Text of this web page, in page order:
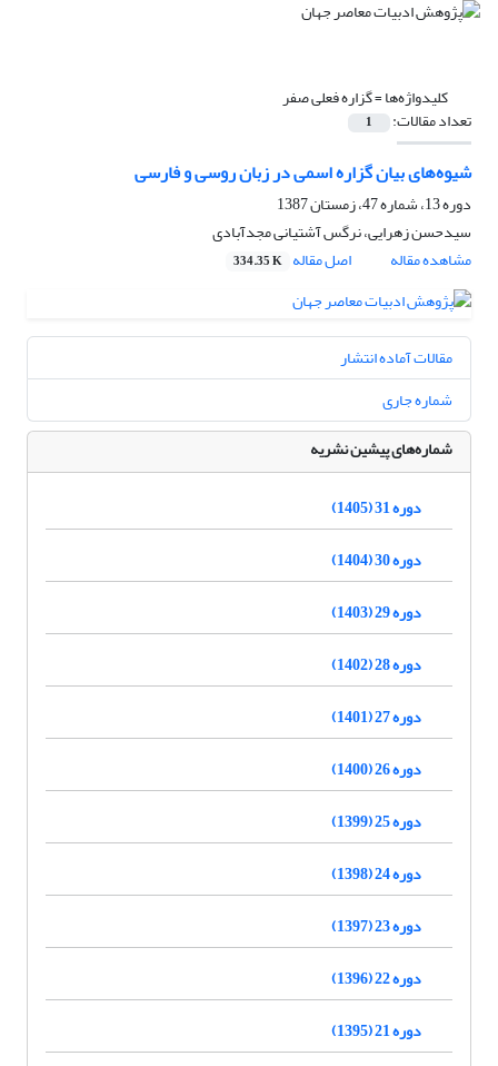
کلیدواژه‌ها =گزاره فعلی صفر
تعداد مقالات: 1
شیوه‌های بیان گزاره اسمی در زبان روسی و فارسی
دوره 13، شماره 47، زمستان 1387
سیدحسن زهرایی، نرگس آشتیانی مجدآبادی
مشاهده مقاله
اصل مقاله 334.35 K
مقالات آماده انتشار
شماره جاری
شماره‌های پیشین نشریه
دوره 31 (1405)
دوره 30 (1404)
دوره 29 (1403)
دوره 28 (1402)
دوره 27 (1401)
دوره 26 (1400)
دوره 25 (1399)
دوره 24 (1398)
دوره 23 (1397)
دوره 22 (1396)
دوره 21 (1395)